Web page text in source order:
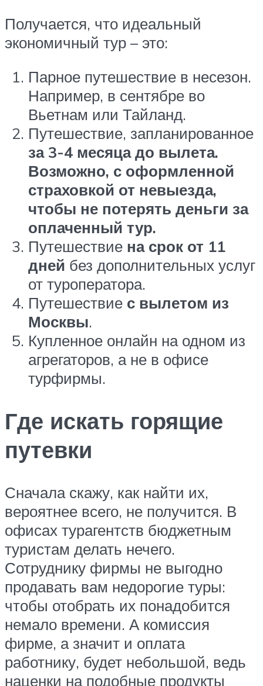
Получается, что идеальный
экономичный тур – это:
Парное путешествие в несезон.
Например, в сентябре во
Вьетнам или Тайланд.
Путешествие, запланированное
за 3-4 месяца до вылета.
Возможно, с оформленной
страховкой от невыезда,
чтобы не потерять деньги за
оплаченный тур.
Путешествие на срок от 11
дней без дополнительных услуг
от туроператора.
Путешествие с вылетом из
Москвы.
Купленное онлайн на одном из
агрегаторов, а не в офисе
турфирмы.
Где искать горящие
путевки
Сначала скажу, как найти их,
вероятнее всего, не получится. В
офисах турагентств бюджетным
туристам делать нечего.
Сотруднику фирмы не выгодно
продавать вам недорогие туры:
чтобы отобрать их понадобится
немало времени. А комиссия
фирме, а значит и оплата
работнику, будет небольшой, ведь
наценки на подобные продукты